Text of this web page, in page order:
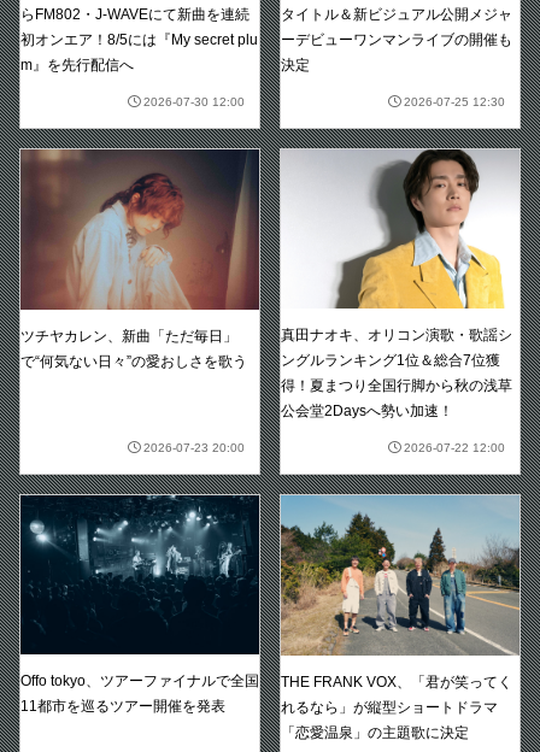
らFM802・J-WAVEにて新曲を連続
初オンエア！8/5には『My secret plu
m』を先行配信へ
2026-07-30 12:00
タイトル＆新ビジュアル公開メジャ
ーデビューワンマンライブの開催も
決定
2026-07-25 12:30
ツチヤカレン、新曲「ただ毎日」
で“何気ない日々”の愛おしさを歌う
2026-07-23 20:00
真田ナオキ、オリコン演歌・歌謡シ
ングルランキング1位＆総合7位獲
得！夏まつり全国行脚から秋の浅草
公会堂2Daysへ勢い加速！
2026-07-22 12:00
Offo tokyo、ツアーファイナルで全国
11都市を巡るツアー開催を発表
THE FRANK VOX、「君が笑ってく
れるなら」が縦型ショートドラマ
「恋愛温泉」の主題歌に決定